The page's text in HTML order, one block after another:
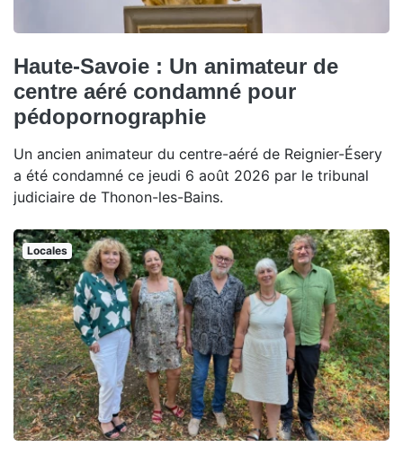
Haute-Savoie : Un animateur de
centre aéré condamné pour
pédopornographie
Un ancien animateur du centre-aéré de Reignier-Ésery
a été condamné ce jeudi 6 août 2026 par le tribunal
judiciaire de Thonon-les-Bains.
Locales